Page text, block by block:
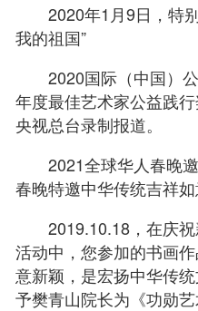
2020年1月9日，特
我的祖国”
2020国际（中国）
年度最佳艺术家公益践
央视总台录制报道。
2021全球华人春晚
春晚特邀中华传统吉祥如
2019.10.18，在庆
活动中，您参加的书画
意新颖，是宏扬中华传
予樊青山院长为《功勋艺